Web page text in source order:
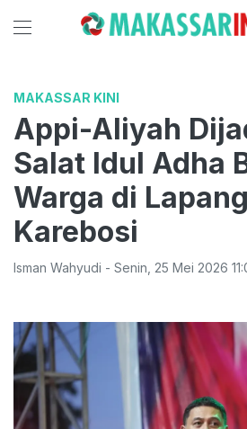
MAKASSAR KINI
Appi-Aliyah
Salat Idul Adha
Warga di
Karebosi
Isman Wahyudi - Senin 25 Mei 2026